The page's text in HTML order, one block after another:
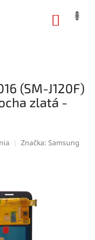
(SM-J120F)
zlatá -
Značka: Samsung